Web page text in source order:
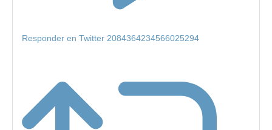
Responder en Twitter 2084364234566025294